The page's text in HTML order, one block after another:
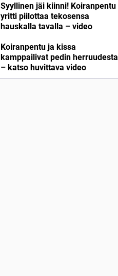
Syyllinen jäi kiinni! Koiranpentu
yritti piilottaa tekosensa
hauskalla tavalla – video
Koiranpentu ja kissa
kamppailivat pedin herruudesta
– katso huvittava video